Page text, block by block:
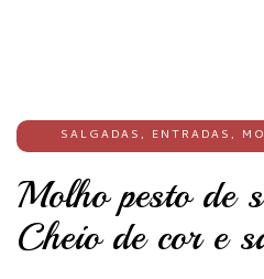
SALGADAS, ENTRADAS,
Molho pesto de
Cheio de cor e